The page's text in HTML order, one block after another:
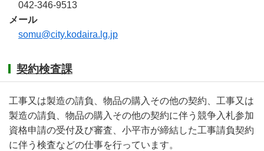
042-346-9513
メール
somu@city.kodaira.lg.jp
契約検査課
工事又は製造の請負、物品の購入その他の契約、工事又は
製造の請負、物品の購入その他の契約に伴う競争入札参加
資格申請の受付及び審査、小平市が締結した工事請負契約
に伴う検査などの仕事を行っています。